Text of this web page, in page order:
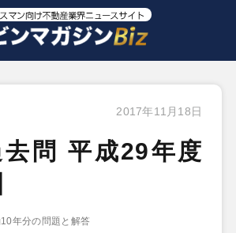
2017年11月18日
問 平成29年度
年分の問題と解答